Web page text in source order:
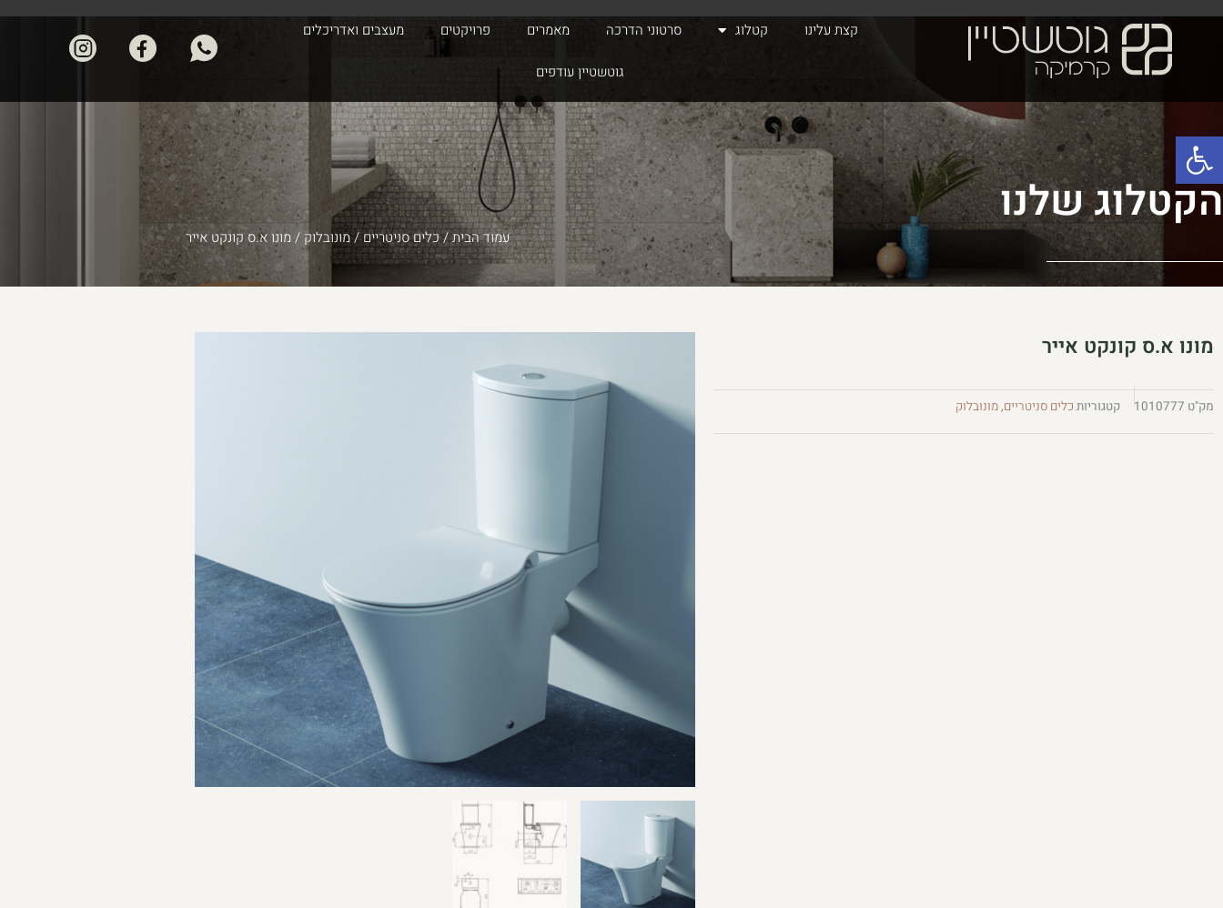
פתח סרגל נגישות
קצת עלינו קטלוג סרטוני הדרכה מאמרים פרויקטים מעצבים ואדריכלים
גוטשטיין עודפים
הקטלוג שלנו
עמוד הבית/כלים סניטריים/מונובלוק / מונו א.ס קונקט אייר
מונו א.ס קונקט אייר
מק"ט 1010777 קטגוריות כלים סניטריים,מונובלוק